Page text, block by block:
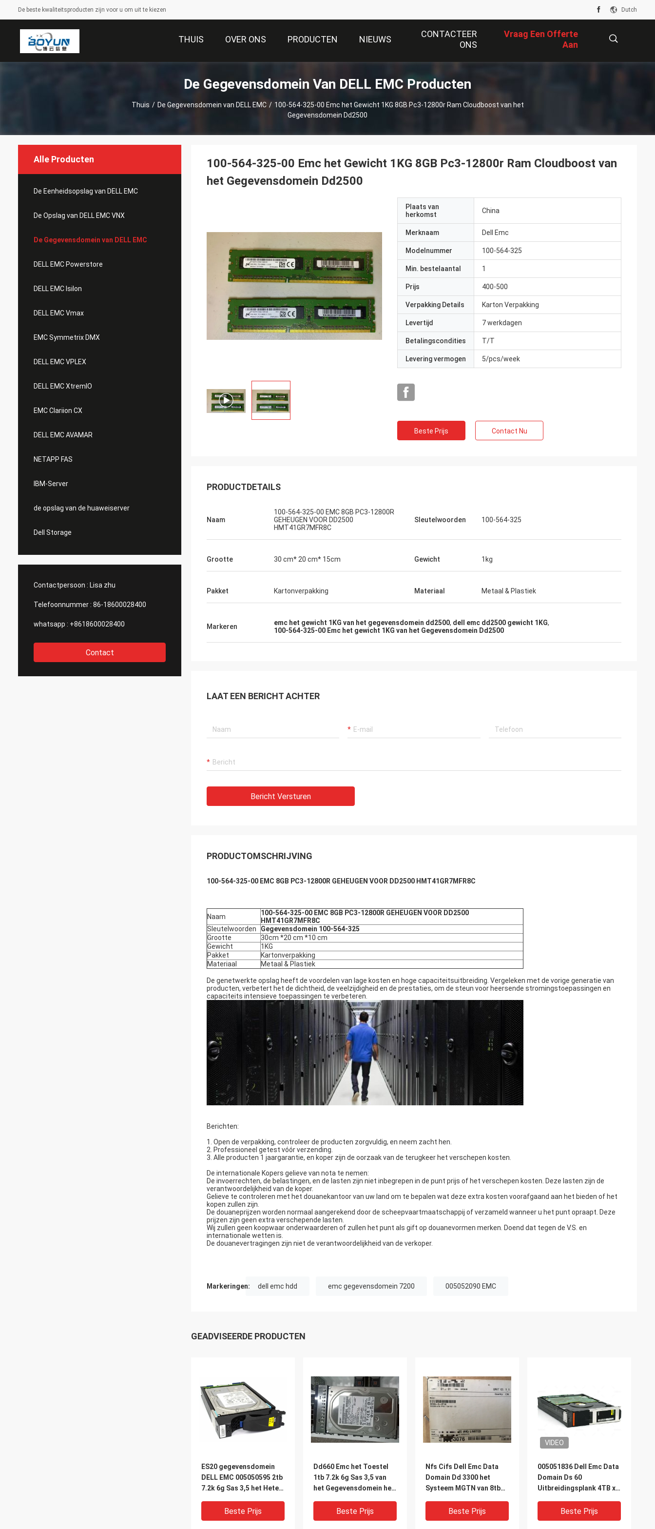
De beste kwaliteitsproducten zijn voor u om uit te kiezen Dutch
THUIS OVER ONS PRODUCTEN NIEUWS
CONTACTEER
ONS
Vraag Een Offerte
Aan
De Gegevensdomein Van DELL EMC Producten
Thuis / De Gegevensdomein van DELL EMC / 100-564-325-00 Emc het Gewicht 1KG 8GB Pc3-12800r Ram Cloudboost van het
Gegevensdomein Dd2500
Alle Producten
De Eenheidsopslag van DELL EMC
De Opslag van DELL EMC VNX
De Gegevensdomein van DELL EMC
DELL EMC Powerstore
DELL EMC Isilon
DELL EMC Vmax
EMC Symmetrix DMX
DELL EMC VPLEX
DELL EMC XtremIO
EMC Clariion CX
DELL EMC AVAMAR
NETAPP FAS
IBM-Server
de opslag van de huaweiserver
Dell Storage
Contactpersoon : Lisa zhu
Telefoonnummer : 86-18600028400
whatsapp : +8618600028400
Contact
100-564-325-00 Emc het Gewicht 1KG 8GB Pc3-12800r Ram Cloudboost van
het Gegevensdomein Dd2500
Plaats van
herkomst
China
Merknaam Dell Emc
Modelnummer 100-564-325
Min. bestelaantal 1
Prijs 400-500
Verpakking Details Karton Verpakking
Levertijd 7 werkdagen
Betalingscondities T/T
Levering vermogen 5/pcs/week
Beste Prijs Contact Nu
PRODUCTDETAILS
Naam
100-564-325-00 EMC 8GB PC3-12800R
GEHEUGEN VOOR DD2500
HMT41GR7MFR8C
Sleutelwoorden 100-564-325
Grootte 30 cm* 20 cm* 15cm Gewicht 1kg
Pakket Kartonverpakking Materiaal Metaal & Plastiek
Markeren emc het gewicht 1KG van het gegevensdomein dd2500, dell emc dd2500 gewicht 1KG,
100-564-325-00 Emc het gewicht 1KG van het Gegevensdomein Dd2500
LAAT EEN BERICHT ACHTER
Bericht Versturen
PRODUCTOMSCHRIJVING
100-564-325-00 EMC 8GB PC3-12800R GEHEUGEN VOOR DD2500 HMT41GR7MFR8C
Naam
100-564-325-00 EMC 8GB PC3-12800R GEHEUGEN VOOR DD2500
HMT41GR7MFR8C
Sleutelwoorden
Gegevensdomein 100-564-325
Grootte
30cm *20 cm *10 cm
Gewicht
1KG
Pakket
Kartonverpakking
Materiaal
Metaal & Plastiek
De genetwerkte opslag heeft de voordelen van lage kosten en hoge capaciteitsuitbreiding. Vergeleken met de vorige generatie van
producten, verbetert het de dichtheid, de veelzijdigheid en de prestaties, om de steun voor heersende stromingstoepassingen en
capaciteits intensieve toepassingen te verbeteren.
Berichten:
1. Open de verpakking, controleer de producten zorgvuldig, en neem zacht hen.
2. Professioneel getest vóór verzending.
3. Alle producten 1 jaargarantie, en koper zijn de oorzaak van de terugkeer het verschepen kosten.
De internationale Kopers gelieve van nota te nemen:
De invoerrechten, de belastingen, en de lasten zijn niet inbegrepen in de punt prijs of het verschepen kosten. Deze lasten zijn de
verantwoordelijkheid van de koper.
Gelieve te controleren met het douanekantoor van uw land om te bepalen wat deze extra kosten voorafgaand aan het bieden of het
kopen zullen zijn.
De douaneprijzen worden normaal aangerekend door de scheepvaartmaatschappij of verzameld wanneer u het punt opraapt. Deze
prijzen zijn geen extra verschepende lasten.
Wij zullen geen koopwaar onderwaarderen of zullen het punt als gift op douanevormen merken. Doend dat tegen de V.S. en
internationale wetten is.
De douanevertragingen zijn niet de verantwoordelijkheid van de verkoper.
Markeringen: dell emc hdd emc gegevensdomein 7200 005052090 EMC
GEADVISEERDE PRODUCTEN
ES20 gegevensdomein
DELL EMC 005050595 2tb
7.2k 6g Sas 3,5 het Hete
Beste Prijs
Dd660 Emc het Toestel
1tb 7.2k 6g Sas 3,5 van
het Gegevensdomein het
Beste Prijs
Nfs Cifs Dell Emc Data
Domain Dd 3300 het
Systeem MGTN van 8tb
Beste Prijs
VIDEO
005051836 Dell Emc Data
Domain Ds 60
Uitbreidingsplank 4TB x-
Beste Prijs